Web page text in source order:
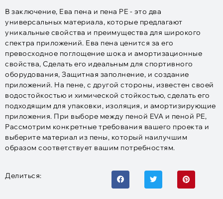
В заключение, Ева пена и пена PE - это два
универсальных материала, которые предлагают
уникальные свойства и преимущества для широкого
спектра приложений. Ева пена ценится за его
превосходное поглощение шока и амортизационные
свойства, Сделать его идеальным для спортивного
оборудования, Защитная заполнение, и создание
приложений. На пене, с другой стороны, известен своей
водостойкостью и химической стойкостью, сделать его
подходящим для упаковки, изоляция, и амортизирующие
приложения. При выборе между пеной EVA и пеной PE,
Рассмотрим конкретные требования вашего проекта и
выберите материал из пены, который наилучшим
образом соответствует вашим потребностям.
Делиться: